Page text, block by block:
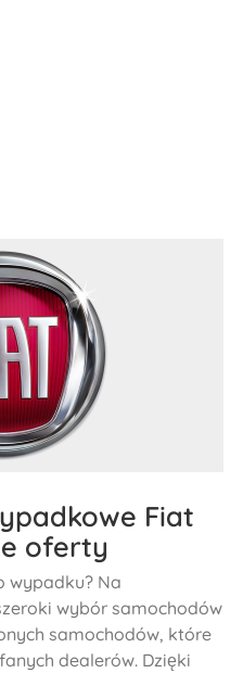
Fiat
oferty
wypadku? Na
wybór samochodów
samochodów, które
dealerów. Dzięki